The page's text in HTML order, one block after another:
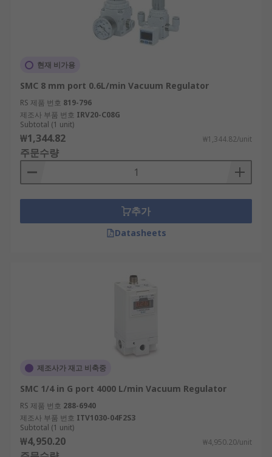
현재 비가용
SMC 8 mm port 0.6L/min Vacuum Regulator
RS 제품 번호 819-796
제조사 부품 번호 IRV20-C08G
Subtotal (1 unit)
₩1,344.82 ₩1,344.82/unit
주문수량
추가
Datasheets
제조사가 재고 비축중
SMC 1/4 in G port 4000 L/min Vacuum Regulator
RS 제품 번호 288-6940
제조사 부품 번호 ITV1030-04F2S3
Subtotal (1 unit)
₩4,950.20 ₩4,950.20/unit